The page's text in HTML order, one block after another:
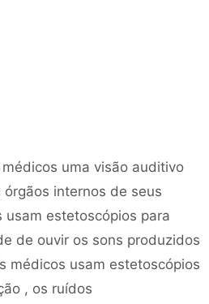
uma visão auditivo
internos de seus
usam estetoscópios para
de ouvir os sons produzidos
médicos usam estetoscópios
, os ruídos